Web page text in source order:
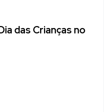
das Crianças no